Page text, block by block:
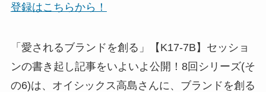
登録はこちらから！
「愛されるブランドを創る」【K17-7B】セッショ
ンの書き起し記事をいよいよ公開！8回シリーズ(そ
の6)は、オイシックス高島さんに、ブランドを創る